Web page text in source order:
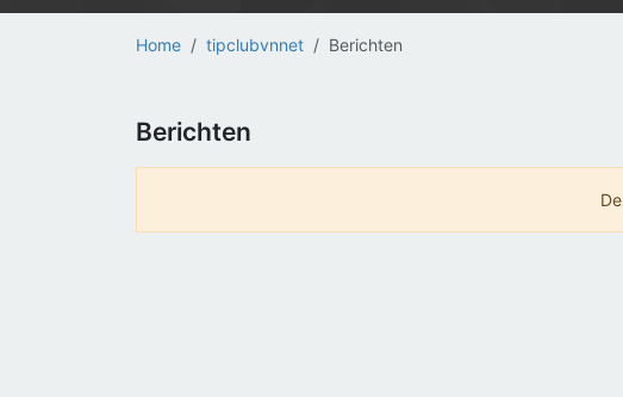
Home tipclubvnnet Berichten
Berichten